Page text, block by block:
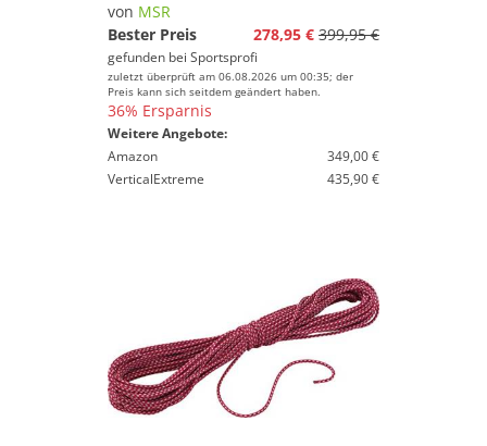
von MSR
Bester Preis
278,95 € 399,95 €
gefunden bei Sportsprofi
zuletzt überprüft am 06.08.2026 um 00:35; der
Preis kann sich seitdem geändert haben.
36% Ersparnis
Weitere Angebote:
Amazon
349,00 €
VerticalExtreme
435,90 €